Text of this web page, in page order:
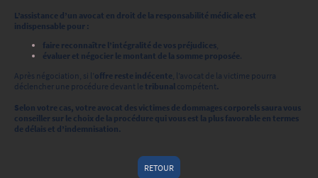
L’assistance d’un avocat en droit de la responsabilité médicale est
indispensable pour :
faire reconnaître l’intégralité de vos préjudices,
évaluer et négocier le montant de la somme proposée.
Après négociation, si l’offre reste indécente , l’avocat de la victime pourra
déclencher une procédure devant le tribunal compétent.
Selon votre cas, votre avocat des victimes de dommages corporels saura vous
conseiller sur le choix de la procédure qui vous est la plus favorable en termes
de délais et d’indemnisation.
RETOUR